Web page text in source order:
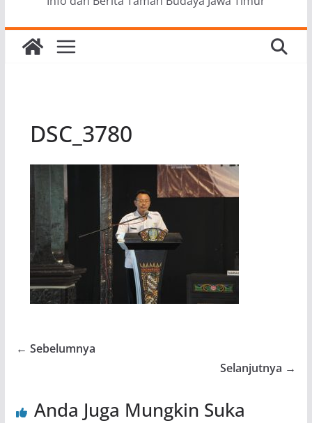
DSC_3780
← Sebelumnya
Selanjutnya →
Anda Juga Mungkin Suka